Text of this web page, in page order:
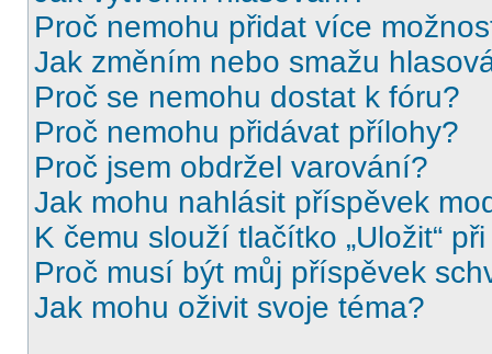
Proč nemohu přidat více
Jak změním nebo smažu
Proč se nemohu dostat k fóru?
Proč nemohu přidávat přílohy?
Proč jsem obdržel varování?
Jak mohu nahlásit příspěvek
K čemu slouží tlačítko „Uložit“
Proč musí být můj příspěvek
Jak mohu oživit svoje téma?